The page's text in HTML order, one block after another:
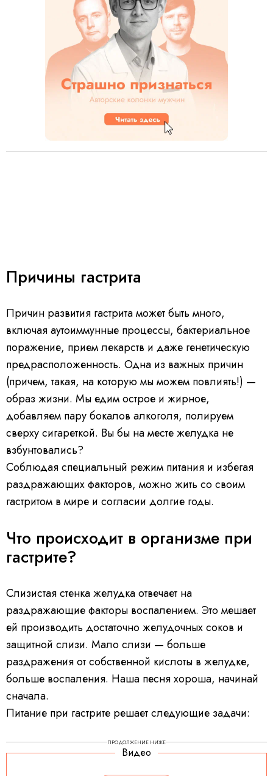
Причины гастрита
Причин развития гастрита может быть много,
включая аутоиммунные процессы, бактериальное
поражение, прием лекарств и даже генетическую
предрасположенность. Одна из важных причин
(причем, такая, на которую мы можем повлиять!) —
образ жизни. Мы едим острое и жирное,
добавляем пару бокалов алкоголя, полируем
сверху сигареткой. Вы бы на месте желудка не
взбунтовались?
Соблюдая специальный режим питания и избегая
раздражающих факторов, можно жить со своим
гастритом в мире и согласии долгие годы.
Что происходит в организме при
гастрите?
Слизистая стенка желудка отвечает на
раздражающие факторы воспалением. Это мешает
ей производить достаточно желудочных соков и
защитной слизи. Мало слизи — больше
раздражения от собственной кислоты в желудке,
больше воспаления. Наша песня хороша, начинай
сначала.
Питание при гастрите решает следующие задачи:
ПРОДОЛЖЕНИЕ НИЖЕ
Видео